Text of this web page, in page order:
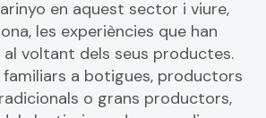
en aquest sector i viure,
les experiències que han
voltant dels seus productes.
familiars a botigues, productors
o grans productors,